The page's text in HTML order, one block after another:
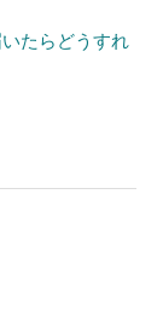
たらどうすれ